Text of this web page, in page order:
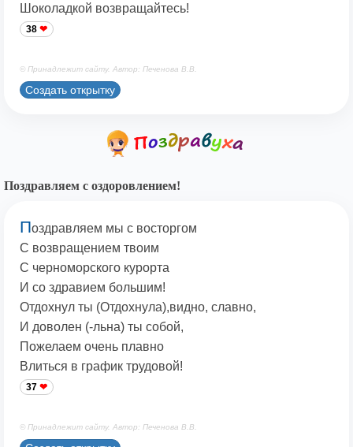
Шоколадкой возвращайтесь!
38
© Принадлежит сайту. Автор: Печенова В.В.
Создать открытку
Поздравляем с оздоровлением!
Поздравляем мы с восторгом
С возвращением твоим
С черноморского курорта
И со здравием большим!
Отдохнул ты (Отдохнула),видно, славно,
И доволен (-льна) ты собой,
Пожелаем очень плавно
Влиться в график трудовой!
37
© Принадлежит сайту. Автор: Печенова В.В.